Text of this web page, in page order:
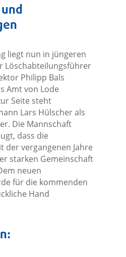
liegt nun in jüngeren
Löschabteilungsführer
Philipp Bals
Amt von Lode
Seite steht
Lars Hülscher als
Die Mannschaft
dass die
der vergangenen Jahre
starken Gemeinschaft
neuen
für die kommenden
Hand